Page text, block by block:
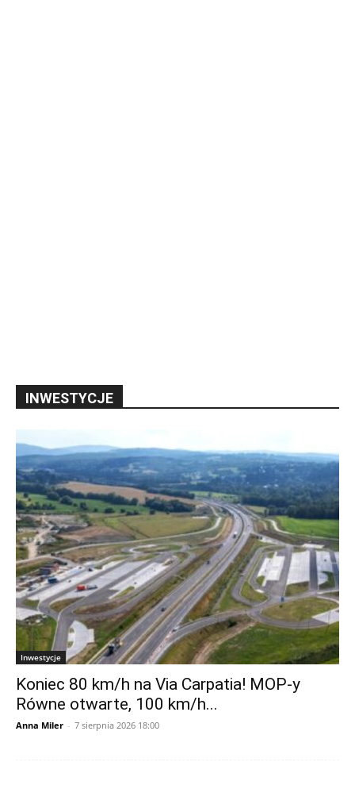
INWESTYCJE
Inwestycje
Koniec 80 km/h na Via Carpatia! MOP-y
Równe otwarte, 100 km/h...
Anna Miler - 7 sierpnia 2026 18:00